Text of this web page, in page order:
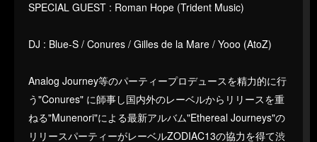
SPECIAL GUEST : Roman Hope (Trident Music)
DJ : Blue-S / Conures / Gilles de la Mare / Yooo (AtoZ)
Analog Journey等のパーティープロデュースを精力的に行
う"Conures" に師事し国内外のレーベルからリリースを重
ねる"Munenori"による最新アルバム"Ethereal Journeys"の
リリースパーティーがレーベルZODIAC13の協力を得て渋